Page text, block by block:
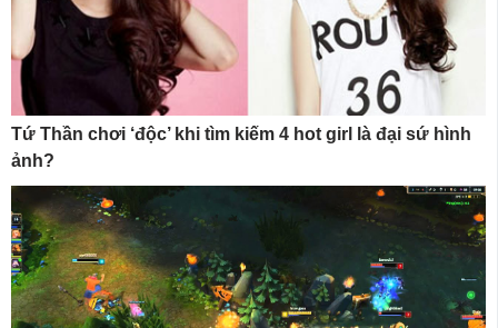
Tứ Thần chơi ‘độc’ khi tìm kiếm 4 hot girl là đại sứ hình
ảnh?